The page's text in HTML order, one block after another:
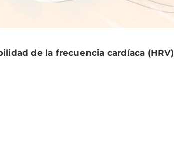
de la frecuencia cardíaca (HRV)